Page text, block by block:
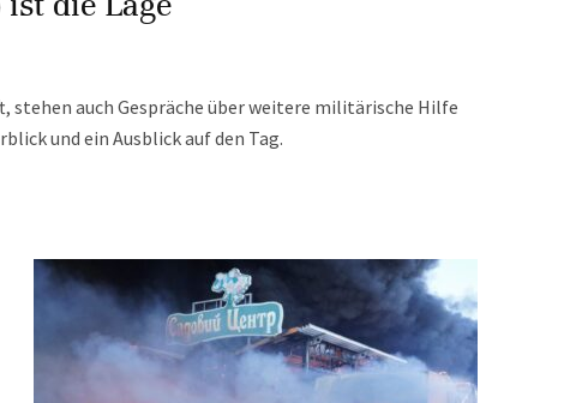
stehen auch Gespräche über weitere militärische Hilfe
und ein Ausblick auf den Tag.